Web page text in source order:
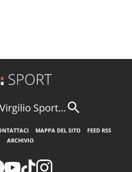
Sport...
MAPPA DEL SITO
FEED RSS
ARCHIVIO